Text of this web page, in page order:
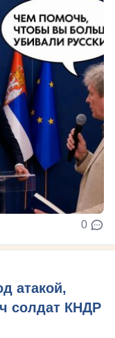
0
атакой,
солдат КНДР